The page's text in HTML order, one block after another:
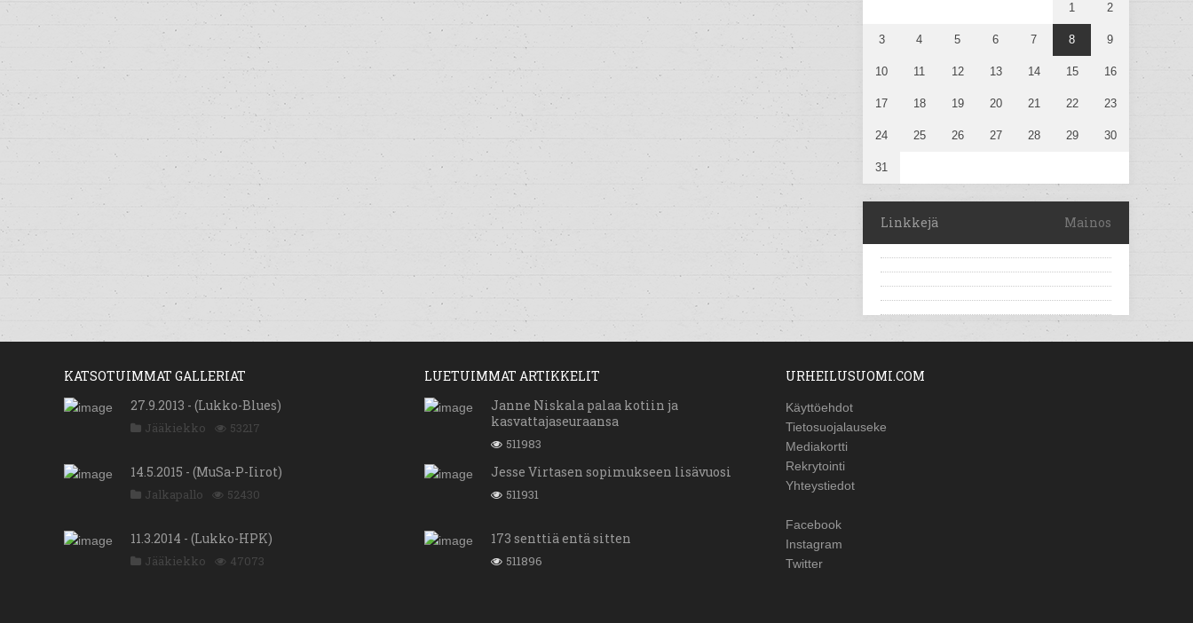
1 2
3 4 5 6 7 8 9
10 11 12 13 14 15 16
17 18 19 20 21 22 23
24 25 26 27 28 29 30
31
Linkkejä Mainos
KATSOTUIMMAT GALLERIAT
27.9.2013 - (Lukko-Blues)
Jääkiekko 53217
14.5.2015 - (MuSa-P-Iirot)
Jalkapallo 52430
11.3.2014 - (Lukko-HPK)
Jääkiekko 47073
LUETUIMMAT ARTIKKELIT
Janne Niskala palaa kotiin ja
kasvattajaseuraansa
511983
Jesse Virtasen sopimukseen lisävuosi
511931
173 senttiä entä sitten
511896
URHEILUSUOMI.COM
Käyttöehdot
Tietosuojalauseke
Mediakortti
Rekrytointi
Yhteystiedot
Facebook
Instagram
Twitter